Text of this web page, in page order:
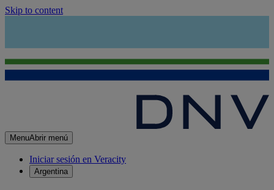
Skip to content
MenuAbrir menú
Iniciar sesión en Veracity
Argentina